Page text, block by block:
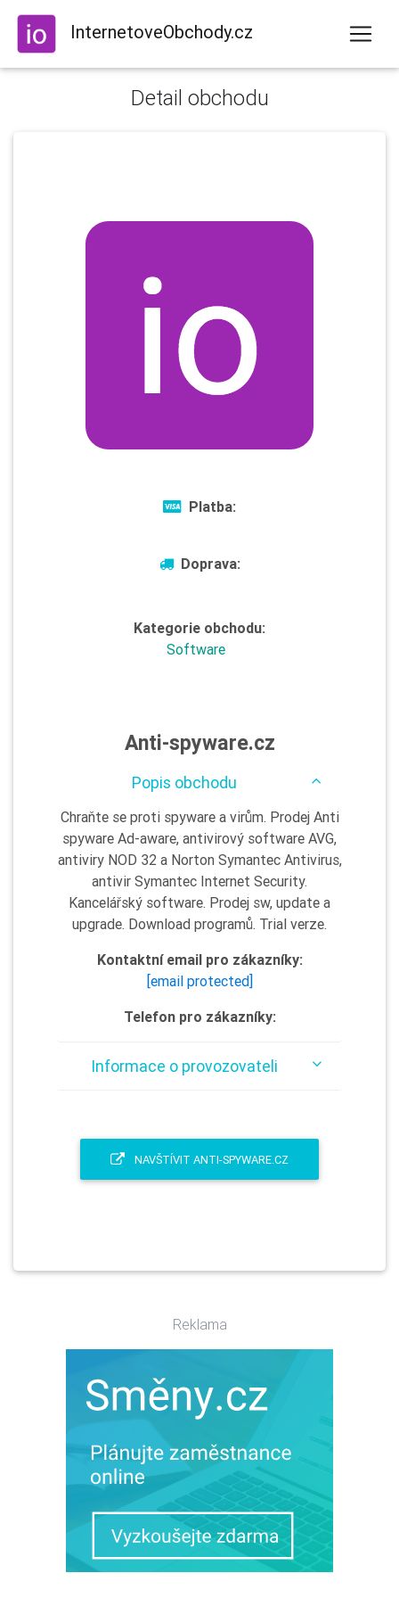
InternetoveObchody.cz
Detail obchodu
Platba:
Doprava:
Kategorie obchodu:
Software
Anti-spyware.cz
Popis obchodu
Chraňte se proti spyware a virům. Prodej Anti
spyware Ad-aware, antivirový software AVG,
antiviry NOD 32 a Norton Symantec Antivirus,
antivir Symantec Internet Security.
Kancelářský software. Prodej sw, update a
upgrade. Download programů. Trial verze.
Kontaktní email pro zákazníky:
[email protected]
Telefon pro zákazníky:
Informace o provozovateli
NAVŠTÍVIT ANTI-SPYWARE.CZ
Reklama